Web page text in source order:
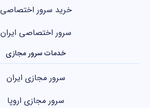
خرید سرور اختصاصی
سرور اختصاصی ایران
خدمات سرور مجازی
سرور مجازی ایران
سرور مجازی اروپا